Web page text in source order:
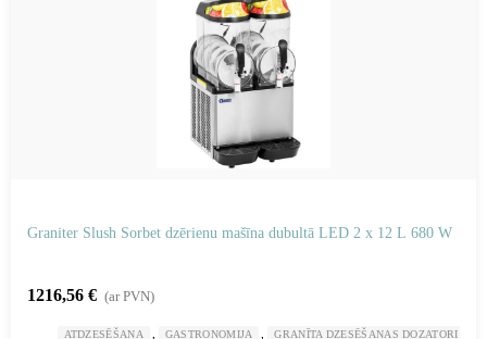
Graniter Slush Sorbet dzērienu mašīna dubultā LED 2 x 12 L 680 W
1216,56 € (ar PVN)
ATDZESĒŠANA GASTRONOMIJA GRANĪTA DZESĒŠANAS DOZATORI